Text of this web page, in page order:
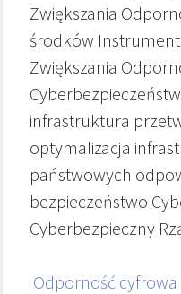
Zwiększania
środków
Zwiększania
infrastruktura
optymalizacja
państwowych
bezpieczeństwo
Cyberbezpieczny
Odporność